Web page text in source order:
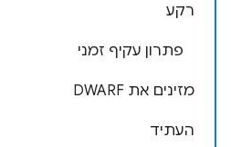
רקע
פתרון עקיף זמני
מזינים את DWARF
העתיד